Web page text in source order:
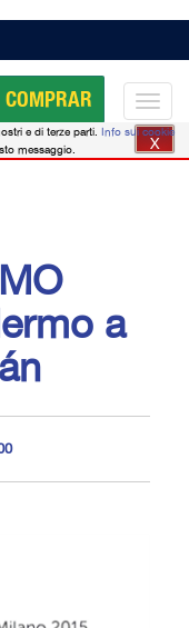
COMPRAR
a
e di terze parti. Info sui cookie
messaggio.
X